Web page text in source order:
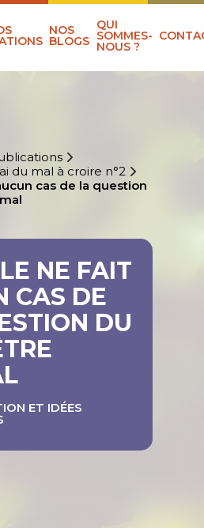
NOS
BLOGS
QUI
SOMMES-
NOUS ?
du mal à croire n°2
cas de la question
NE FAIT
CAS DE
DU
ET IDÉES